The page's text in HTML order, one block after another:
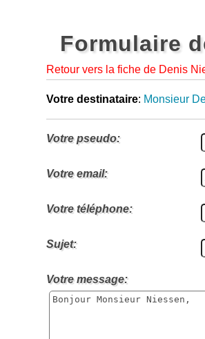
Formulaire
Retour vers la fiche de Denis
Votre destinataire: Monsieur
Votre pseudo:
Votre email:
Votre téléphone:
Sujet:
Votre message: